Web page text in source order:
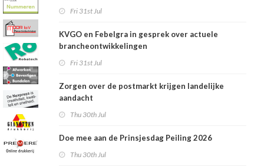
Fri 31st Jul
KVGO en Febelgra in gesprek over actuele
brancheontwikkelingen
Fri 31st Jul
Zorgen over de postmarkt krijgen landelijke
aandacht
Thu 30th Jul
Doe mee aan de Prinsjesdag Peiling 2026
Thu 30th Jul